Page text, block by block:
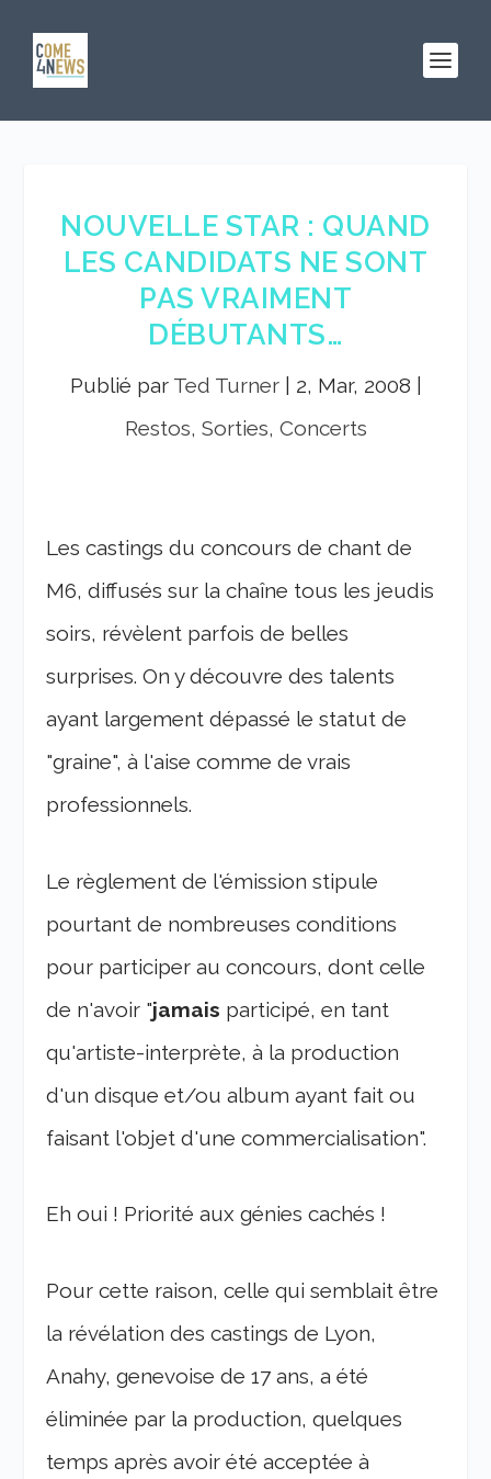
NOUVELLE STAR : QUAND
LES CANDIDATS NE SONT
PAS VRAIMENT
DÉBUTANTS…
Publié par Ted Turner| 2, Mar, 2008
Restos, Sorties, Concerts
Les castings du concours de chant de
M6, diffusés sur la chaîne tous les jeudis
soirs, révèlent parfois de belles
surprises. On y découvre des talents
ayant largement dépassé le statut de
"graine", à l'aise comme de vrais
professionnels.
Le règlement de l'émission stipule
pourtant de nombreuses conditions
pour participer au concours, dont celle
de n'avoir "jamais participé, en tant
qu'artiste-interprète, à la production
d'un disque et/ou album ayant fait ou
faisant l'objet d'une commercialisation".
Eh oui ! Priorité aux génies cachés !
Pour cette raison, celle qui semblait être
la révélation des castings de Lyon,
Anahy, genevoise de 17 ans, a été
éliminée par la production, quelques
temps après avoir été acceptée à